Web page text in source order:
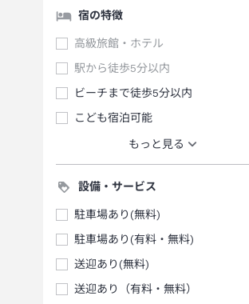
宿の特徴
高級旅館・ホテル
駅から徒歩5分以内
ビーチまで徒歩5分以内
こども宿泊可能
もっと見る
設備・サービス
駐車場あり(無料)
駐車場あり(有料・無料)
送迎あり(無料)
送迎あり（有料・無料）